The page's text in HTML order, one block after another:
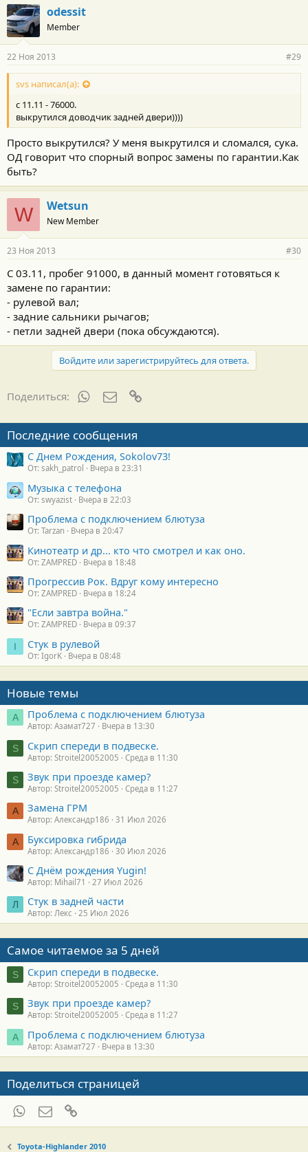
odessit
Member
22 Ноя 2013 #29
svs написал(а):
с 11.11 - 76000.
выкрутился доводчик задней двери))))
Просто выкрутился? У меня выкрутился и сломался, сука.
ОД говорит что спорный вопрос замены по гарантии.Как
быть?
W Wetsun
New Member
23 Ноя 2013 #30
С 03.11, пробег 91000, в данный момент готовяться к
замене по гарантии:
- рулевой вал;
- задние сальники рычагов;
- петли задней двери (пока обсуждаются).
Войдите или зарегистрируйтесь для ответа.
Поделиться: WhatsAppЭлектронная почта
Последние сообщения
С Днем Рождения, Sokolov73!
От: sakh_patrol Вчера в 23:31
Музыка с телефона
От: swyazist Вчера в 22:03
Проблема с подключением блютуза
От: Tarzan Вчера в 20:47
Кинотеатр и др... кто что смотрел и как оно.
От: ZAMPRED Вчера в 18:48
Прогрессив Рок. Вдруг кому интересно
От: ZAMPRED Вчера в 18:24
"Если завтра война."
От: ZAMPRED Вчера в 09:37
I Стук в рулевой
От: IgorK Вчера в 08:48
Новые темы
А Проблема с подключением блютуза
Автор: Азамат727 Вчера в 13:30
S Скрип спереди в подвеске.
Автор: Stroitel20052005 Среда в 11:30
S Звук при проезде камер?
Автор: Stroitel20052005 Среда в 11:27
А Замена ГРМ
Автор: Александр186 31 Июл 2026
А Буксировка гибрида
Автор: Александр186 30 Июл 2026
С Днём рождения Yugin!
Автор: Mihail71 27 Июл 2026
Л Стук в задней части
Автор: Лекс 25 Июл 2026
Самое читаемое за 5 дней
S Скрип спереди в подвеске.
Автор: Stroitel20052005 Среда в 11:30
S Звук при проезде камер?
Автор: Stroitel20052005 Среда в 11:27
А Проблема с подключением блютуза
Автор: Азамат727 Вчера в 13:30
Поделиться страницей
WhatsAppЭлектронная почта
Toyota-Highlander 2010